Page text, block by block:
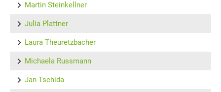
Martin Steinkellner
Julia Plattner
Laura Theuretzbacher
Michaela Russmann
Jan Tschida